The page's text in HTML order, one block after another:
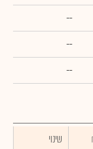
--
--
--
שינוי